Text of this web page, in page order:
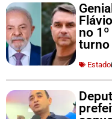
no
turno
Estado